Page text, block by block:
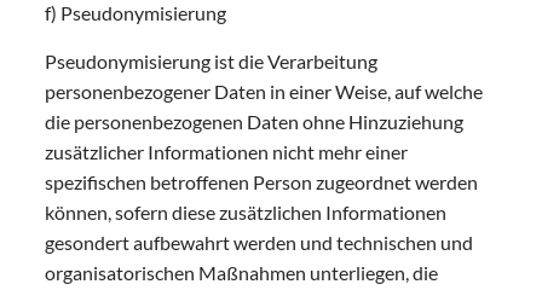
f) Pseudonymisierung
Pseudonymisierung ist die Verarbeitung
personenbezogener Daten in einer Weise, auf welche
die personenbezogenen Daten ohne Hinzuziehung
zusätzlicher Informationen nicht mehr einer
spezifischen betroffenen Person zugeordnet werden
können, sofern diese zusätzlichen Informationen
gesondert aufbewahrt werden und technischen und
organisatorischen Maßnahmen unterliegen, die